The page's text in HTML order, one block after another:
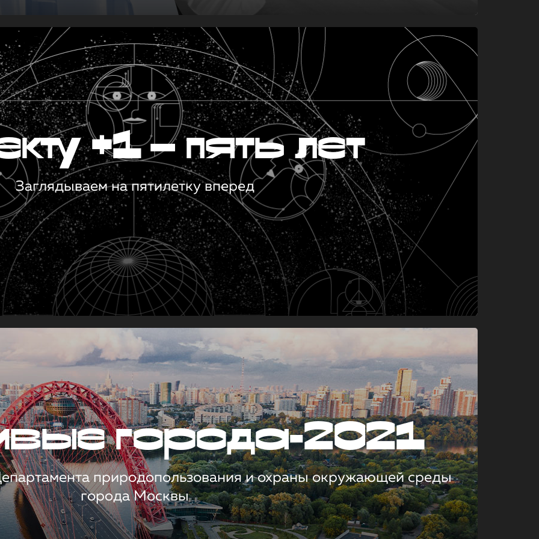
+1 — пять лет
Заглядываем на пятилетку вперед
города-2021
природопользования и охраны окружающей среды
города Москвы